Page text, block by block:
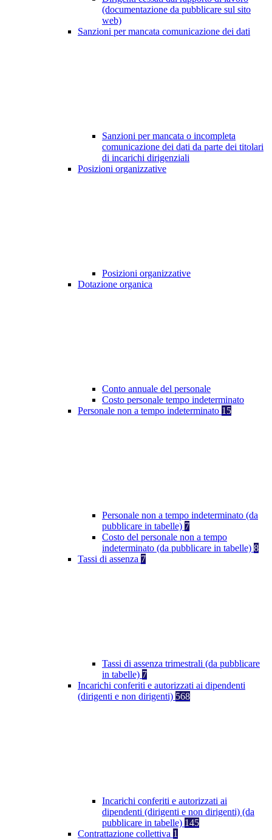
(documentazione da pubblicare sul sito
web)
Sanzioni per mancata comunicazione dei dati
Sanzioni per mancata o incompleta
comunicazione dei dati da parte dei titolari
di incarichi dirigenziali
Posizioni organizzative
Posizioni organizzative
Dotazione organica
Conto annuale del personale
Costo personale tempo indeterminato
Personale non a tempo indeterminato 15
Personale non a tempo indeterminato (da
pubblicare in tabelle) 7
Costo del personale non a tempo
indeterminato (da pubblicare in tabelle) 8
Tassi di assenza 7
Tassi di assenza trimestrali (da pubblicare
in tabelle) 7
Incarichi conferiti e autorizzati ai dipendenti
(dirigenti e non dirigenti) 568
Incarichi conferiti e autorizzati ai
dipendenti (dirigenti e non dirigenti) (da
pubblicare in tabelle) 145
Contrattazione collettiva 1